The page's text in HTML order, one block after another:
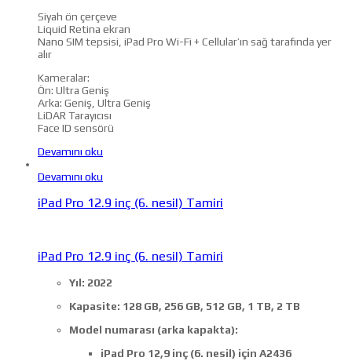
Siyah ön çerçeve
Liquid Retina ekran
Nano SIM tepsisi, iPad Pro Wi-Fi + Cellular’ın sağ tarafında yer
alır
Kameralar:
Ön: Ultra Geniş
Arka: Geniş, Ultra Geniş
LiDAR Tarayıcısı
Face ID sensörü
Devamını oku
Devamını oku
iPad Pro 12.9 inç (6. nesil) Tamiri
iPad Pro 12.9 inç (6. nesil) Tamiri
Yıl: 2022
Kapasite: 128 GB, 256 GB, 512 GB, 1 TB, 2 TB
Model numarası (arka kapakta):
iPad Pro 12,9 inç (6. nesil) için A2436